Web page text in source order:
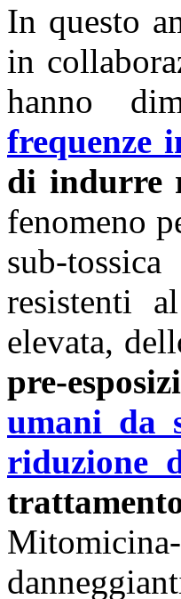
In questo
in
hanno
frequenze
di indurre
fenomeno
sub-
resistenti
elevata,
pre-
umani da
riduzione